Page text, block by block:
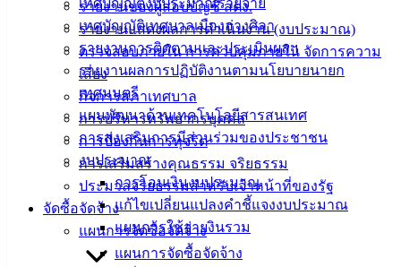
รายงานของผู้สอบบัญชี สตง.
รายงานแสดงผลการดำเนินงาน (งบประมาณ)
ตรวจสอบภายใน การควบคุมภายใน จัดการความ
เสี่ยง
กิจการสภาเทศบาล
การบริหารทรัพยากรบุคคล
การป้องกันการทุจริต
การเสริมสร้างคุณธรรม จริยธรรม
ประมวลจริยธรรมสำหรับเจ้าหน้าที่ของรัฐ
จัดซื้อจัดจ้าง
แผนการจัดซื้อจัดจ้าง
แผนการจัดซื้อจัดจ้าง
เทศบัญญัติงบประมาณรายจ่าย
เทศบัญญัติเทศบาลเมืองอ่างศิลา
รายงานการติดตามและประเมินผลฯ
รายงานผลการปฏิบัติงานตามนโยบายนายก
เทศมนตรี
แผนพัฒนาด้านเทคโนโลยีสารสนเทศ
การส่งเสริมการมีส่วนร่วมของประชาชน
งบประมาณ
การโอนเงินงบประมาณ
แก้ไขเปลี่ยนแปลงคำชี้แจงงบประมาณ
แผนการใช้จ่ายงินรวม
038-
บริการ
ประชาชน
ดาวน์โหลด
แบบ
ฟอร์ม,
เอกสาร